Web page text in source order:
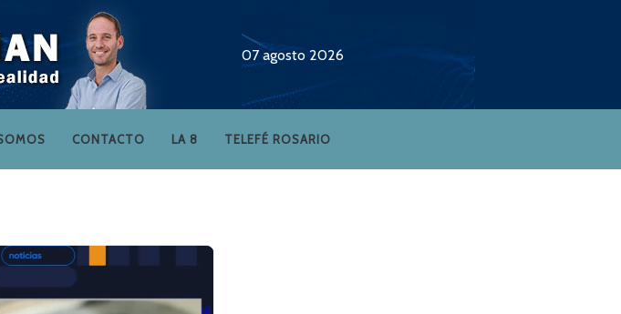
07 agosto 2026
CONTACTO LA 8 TELEFÉ ROSARIO